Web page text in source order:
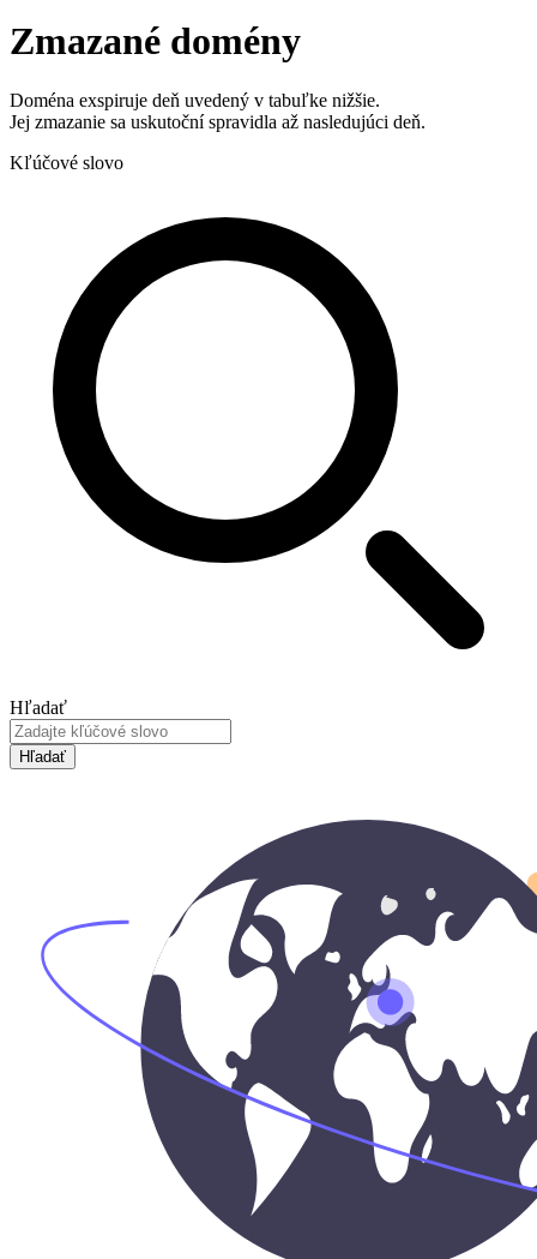
Zmazané domény
Doména exspiruje deň uvedený v tabuľke nižšie.
Jej zmazanie sa uskutoční spravidla až nasledujúci deň.
Kľúčové slovo
Hľadať
Hľadať